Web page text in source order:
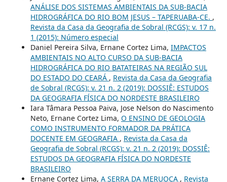
ANÁLISE DOS SISTEMAS AMBIENTAIS DA SUB-BACIA
HIDROGRÁFICA DO RIO BOM JESUS – TAPERUABA-CE. ,
Revista da Casa da Geografia de Sobral (RCGS): v. 17 n.
1 (2015): Número especial
Daniel Pereira Silva, Ernane Cortez Lima, IMPACTOS
AMBIENTAIS NO ALTO CURSO DA SUB-BACIA
HIDROGRÁFICA DO RIO BATATEIRAS NA REGIÃO SUL
DO ESTADO DO CEARÁ , Revista da Casa da Geografia
de Sobral (RCGS): v. 21 n. 2 (2019): DOSSIÊ: ESTUDOS
DA GEOGRAFIA FÍSICA DO NORDESTE BRASILEIRO
Iara Tâmara Pessoa Paiva, Jose Nelson do Nascimento
Neto, Ernane Cortez Lima, O ENSINO DE GEOLOGIA
COMO INSTRUMENTO FORMADOR DA PRÁTICA
DOCENTE EM GEOGRAFIA , Revista da Casa da
Geografia de Sobral (RCGS): v. 21 n. 2 (2019): DOSSIÊ:
ESTUDOS DA GEOGRAFIA FÍSICA DO NORDESTE
BRASILEIRO
Ernane Cortez Lima, A SERRA DA MERUOCA , Revista